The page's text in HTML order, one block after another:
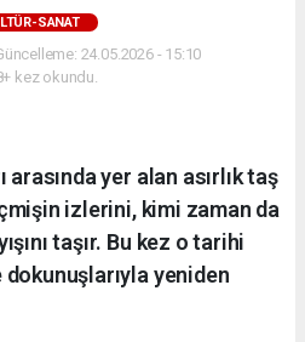
SANAT
24.05.2026 - 15:10
kez okundu.
yer alan asırlık taş
izlerini, kimi zaman da
taşır. Bu kez o tarihi
yeniden